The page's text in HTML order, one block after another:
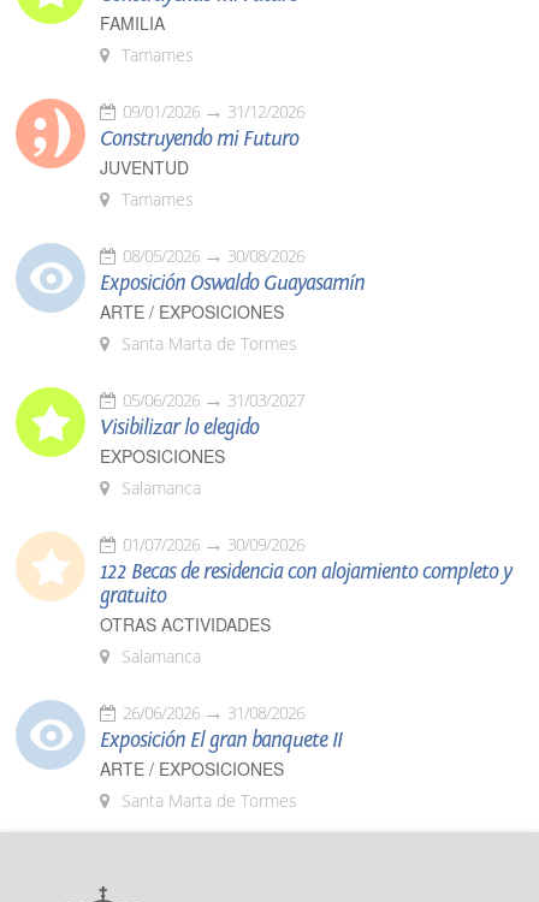
FAMILIA
Tamames
09/01/2026 31/12/2026
Construyendo mi Futuro
JUVENTUD
Tamames
08/05/2026 30/08/2026
Exposición Oswaldo Guayasamín
ARTE / EXPOSICIONES
Santa Marta de Tormes
05/06/2026 31/03/2027
Visibilizar lo elegido
EXPOSICIONES
Salamanca
01/07/2026 30/09/2026
122 Becas de residencia con alojamiento completo y
gratuito
OTRAS ACTIVIDADES
Salamanca
26/06/2026 31/08/2026
Exposición El gran banquete II
ARTE / EXPOSICIONES
Santa Marta de Tormes